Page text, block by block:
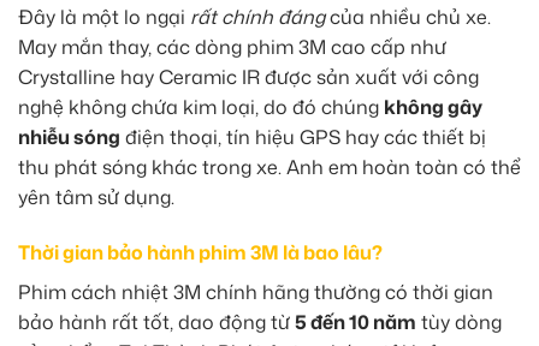
Đây là một lo ngại rất chính đángcủa nhiều chủ xe.
May mắn thay, các dòng phim 3M cao cấp như
Crystalline hay Ceramic IR được sản xuất với công
nghệ không chứa kim loại, do đó chúng không gây
nhiễu sóng điện thoại, tín hiệu GPS hay các thiết bị
thu phát sóng khác trong xe. Anh em hoàn toàn có thể
yên tâm sử dụng.
Thời gian bảo hành phim 3M là bao lâu?
Phim cách nhiệt 3M chính hãng thường có thời gian
bảo hành rất tốt, dao động từ5 đến 10 năm tùy dòng